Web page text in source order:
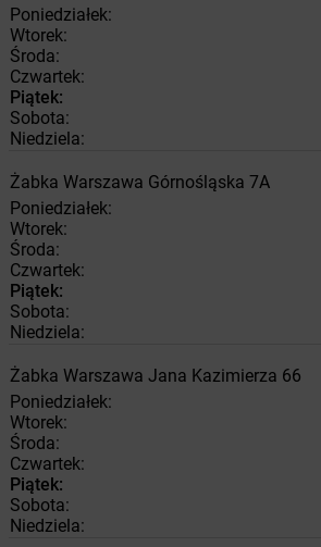
Poniedziałek:
Wtorek:
Środa:
Czwartek:
Piątek:
Sobota:
Niedziela:
Żabka Warszawa Górnośląska 7A
Poniedziałek:
Wtorek:
Środa:
Czwartek:
Piątek:
Sobota:
Niedziela:
Żabka Warszawa Jana Kazimierza 66
Poniedziałek:
Wtorek:
Środa:
Czwartek:
Piątek:
Sobota:
Niedziela: